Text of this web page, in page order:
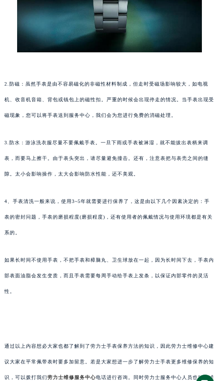
2.防磁：虽然手表是由不容易磁化的非磁性材料制成，但走时受磁场影响较大，如电视
机、收音机音箱、背包或钱包上的磁性扣。严重的时候会出现停走的情况。当手表出现受
磁现象，您可以将手表送到服务中心，我们会为您进行免费的消磁处理。
3.防水：游泳洗衣服尽量不要佩戴手表。一旦下雨或手表被淋湿，就不能拔出表柄来调
表，而要马上擦干。由于表头突出，请尽量避免撞击。还有，注意表把与表壳之间的缝
隙。太小会影响操作，太大会影响防水性能，还不美观。
4、手表清洗一般来说，使用3~5年就需要进行保养了，这是由以下几个因素决定的：手
表的密封问题，手表的磨损程度(磨损程度)，还有使用者的佩戴情况与使用环境都是有关
系的。
如果长时间不使用手表，不把手表和樟脑丸、卫生球放在一起，因为长时间下去，手表内
部表面油脂会发生变质，而且手表需要每周手动给手表上发条，以保证内部零件的灵活
性。
通过以上内容想必大家也都了解到了劳力士手表保养方法的知识，因此劳力士维修中心建
议大家在平常佩带表时要多加留意。若是大家想进一步了解劳力士手表更多维修保养的知
识，可以拨打我们劳力士维修服务中心电话进行咨询。同时劳力士服务中心人员也将竭诚